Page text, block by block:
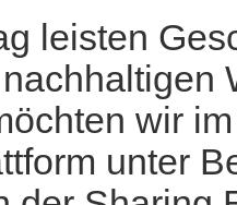
leisten
wir
unter